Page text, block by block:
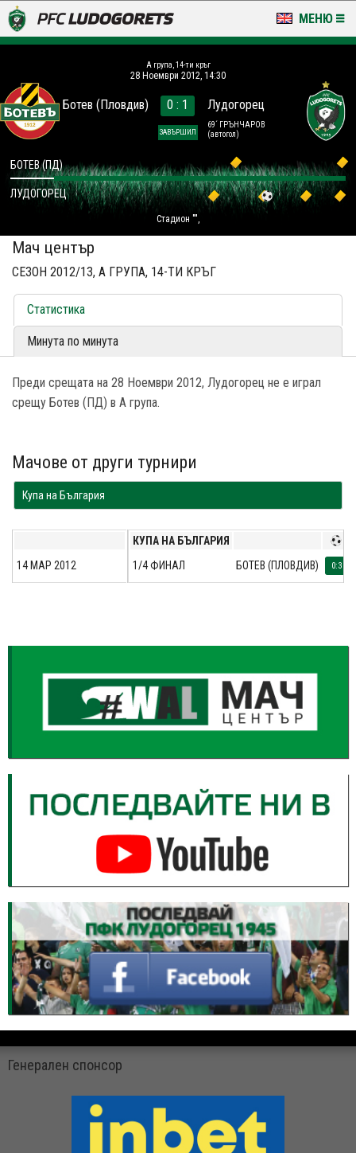
МЕНЮ
LUDOGORETS TV
НА ТЕРЕНА
СТАДИОН & БАЗИ
КЛУБ
ЗА ФЕНОВЕ
A група, 14-ти кръг
28 Ноември 2012, 14:30
Ботев (Пловдив) 0 : 1
ЗАВЪРШИЛ
Лудогорец
69´ ГРЪНЧАРОВ
(автогол)
Стадион "",
БОТЕВ (ПД)
ЛУДОГОРЕЦ
Мач център
СЕЗОН 2012/13, A ГРУПА, 14-ТИ КРЪГ
Статистика
Минута по минута
Преди срещата на 28 Ноември 2012, Лудогорец не е играл
срещу Ботев (ПД) в A група.
Мачове от други турнири
Купа на България
КУПА НА БЪЛГАРИЯ
1/4 ФИНАЛ
БОТЕВ (ПЛОВДИВ) 0:3
14 МАР 2012
Генерален спонсор